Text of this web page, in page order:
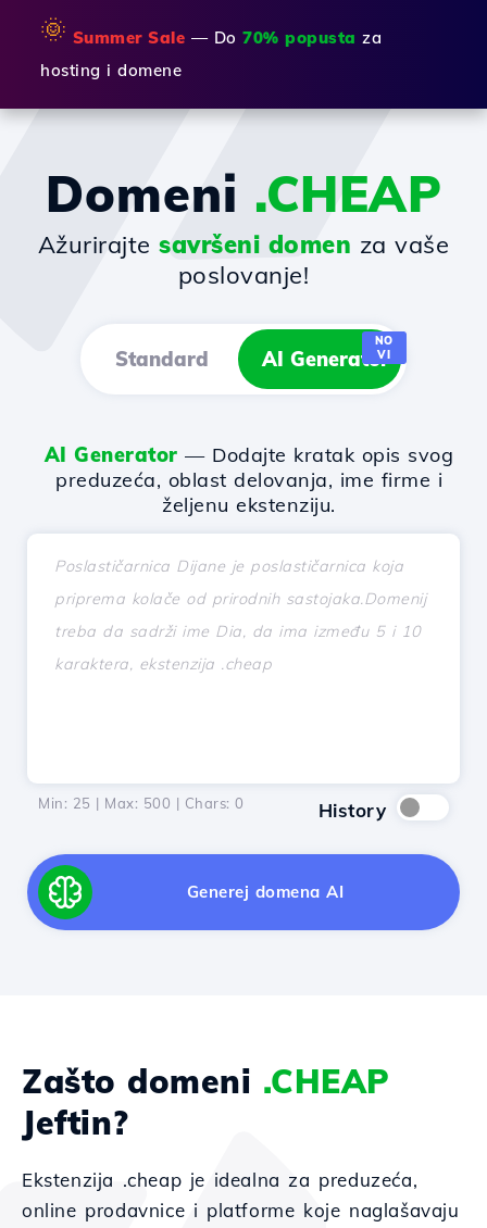
🌞 Summer Sale — Do 70% popusta za
hosting i domene
Domeni .CHEAP
Ažurirajtesavršeni domen za vaše
poslovanje!
Standard AI Generator
NO
VI
AI Generator — Dodajte kratak opis svog
preduzeća, oblast delovanja, ime firme i
željenu ekstenziju.
Min: 25 | Max: 500 | Chars: 0 History
Generej domena AI
Zašto domeni .CHEAP
Jeftin?
Ekstenzija .cheap je idealna za preduzeća,
online prodavnice i platforme koje naglašavaju